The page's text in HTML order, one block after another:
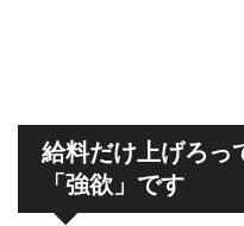
給料だけ上げろっ
「強欲」です